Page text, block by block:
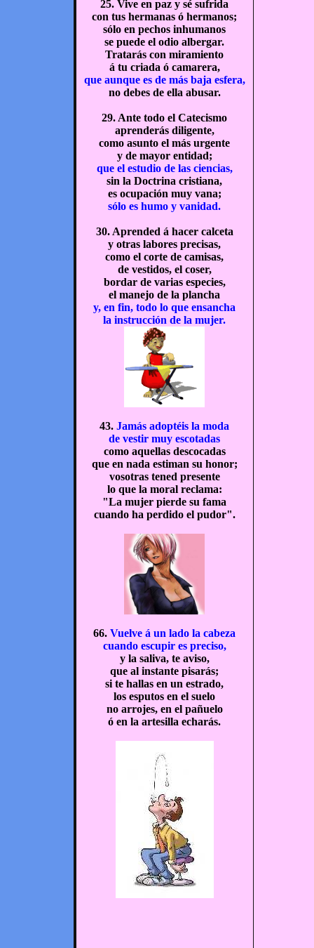
25. Vive en paz y sé sufrida
con tus hermanas ó hermanos;
sólo en pechos inhumanos
se puede el odio albergar.
Tratarás con miramiento
á tu criada ó camarera,
que aunque es de más baja esfera,
no debes de ella abusar.
29. Ante todo el Catecismo
aprenderás diligente,
como asunto el más urgente
y de mayor entidad;
que el estudio de las ciencias,
sin la Doctrina cristiana,
es ocupación muy vana;
sólo es humo y vanidad.
30. Aprended á hacer calceta
y otras labores precisas,
como el corte de camisas,
de vestidos, el coser,
bordar de varias especies,
el manejo de la plancha
y, en fin, todo lo que ensancha
la instrucción de la mujer.
43. Jamás adoptéis la moda
de vestir muy escotadas
como aquellas descocadas
que en nada estiman su honor;
vosotras tened presente
lo que la moral reclama:
"La mujer pierde su fama
cuando ha perdido el pudor".
66. Vuelve á un lado la cabeza
cuando escupir es preciso,
y la saliva, te aviso,
que al instante pisarás;
si te hallas en un estrado,
los esputos en el suelo
no arrojes, en el pañuelo
ó en la artesilla echarás.